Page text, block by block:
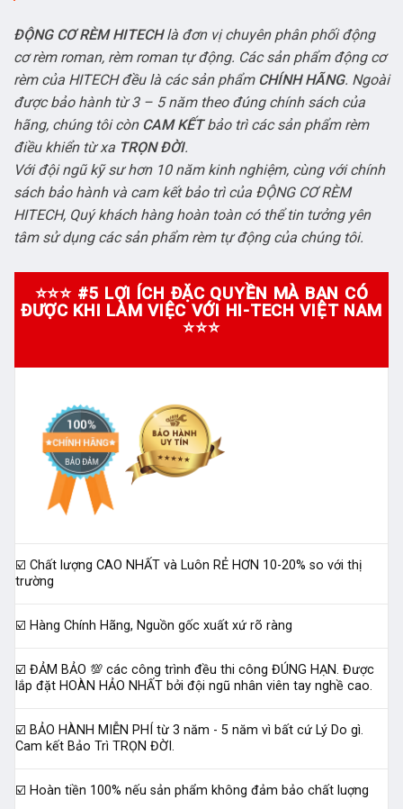
ĐỘNG CƠ RÈM HITECHlà đơn vị chuyên phân phối động
cơ rèm roman, rèm roman tự động. Các sản phẩm động cơ
rèm của HITECH đều là các sản phẩm CHÍNH HÃNG. Ngoài
được bảo hành từ 3 – 5 năm theo đúng chính sách của
hãng, chúng tôi còn CAM KẾTbảo trì các sản phẩm rèm
điều khiển từ xa TRỌN ĐỜI.
Với đội ngũ kỹ sư hơn 10 năm kinh nghiệm, cùng với chính
sách bảo hành và cam kết bảo trì của ĐỘNG CƠ RÈM
HITECH, Quý khách hàng hoàn toàn có thể tin tưởng yên
tâm sử dụng các sản phẩm rèm tự động của chúng tôi.
⭐⭐⭐ #5 LỢI ÍCH ĐẶC QUYỀN MÀ BẠN CÓ
ĐƯỢC KHI LÀM VIỆC VỚI HI-TECH VIỆT NAM
⭐⭐⭐
☑️ Chất lượng CAO NHẤT và Luôn RẺ HƠN 10-20% so với thị
trường
☑️ Hàng Chính Hãng, Nguồn gốc xuất xứ rõ ràng
☑️ ĐẢM BẢO 💯 các công trình đều thi công ĐÚNG HẠN. Được
lắp đặt HOÀN HẢO NHẤT bởi đội ngũ nhân viên tay nghề cao.
☑️ BẢO HÀNH MIỄN PHÍ từ 3 năm - 5 năm vì bất cứ Lý Do gì.
Cam kết Bảo Trì TRỌN ĐỜI.
☑️ Hoàn tiền 100% nếu sản phẩm không đảm bảo chất luợng